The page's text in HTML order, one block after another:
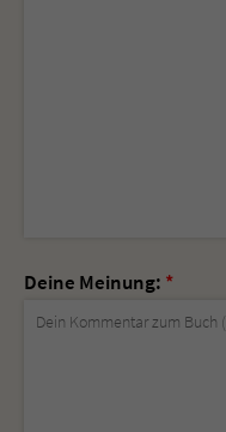
Deine Meinung: *